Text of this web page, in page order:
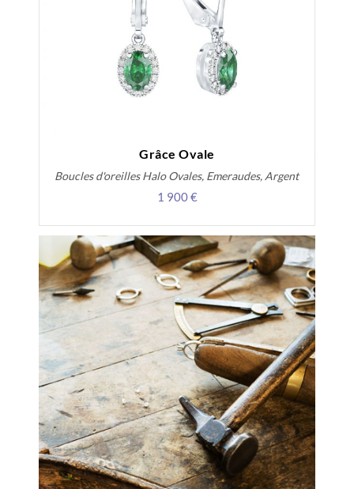
Grâce Ovale
Boucles d'oreilles Halo Ovales, Emeraudes, Argent
1 900 €